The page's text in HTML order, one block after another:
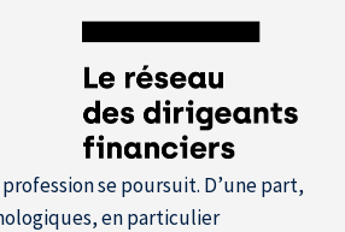
se poursuit. D’une part,
en particulier